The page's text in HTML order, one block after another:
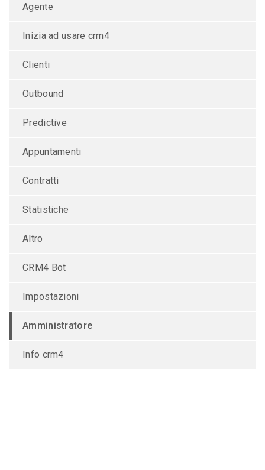
Agente
Inizia ad usare crm4
Clienti
Outbound
Predictive
Appuntamenti
Contratti
Statistiche
Altro
CRM4 Bot
Impostazioni
Amministratore
Info crm4